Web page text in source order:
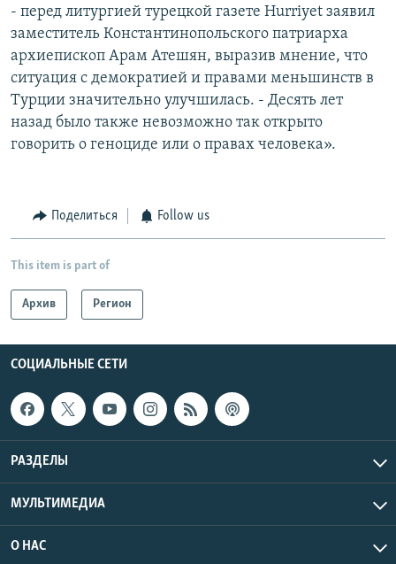
- перед литургией турецкой газете Hurriyet заявил
заместитель Константинопольского патриарха
архиепископ Арам Атешян, выразив мнение, что
ситуация с демократией и правами меньшинств в
Турции значительно улучшилась. - Десять лет
назад было также невозможно так открыто
говорить о геноциде или о правах человека».
Поделиться Follow us
This item is part of
Архив Регион
СОЦИАЛЬНЫЕ СЕТИ
РАЗДЕЛЫ
МУЛЬТИМЕДИА
О НАС